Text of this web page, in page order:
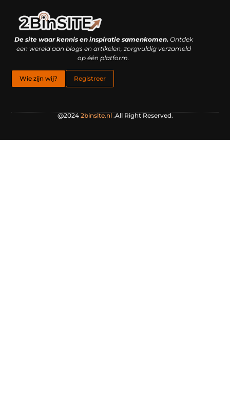
De site waar kennis en inspiratie samenkomen.Ontdek
een wereld aan blogs en artikelen, zorgvuldig verzameld
op één platform.
Wie zijn wij? Registreer
@2024 2binsite.nl.All Right Reserved.